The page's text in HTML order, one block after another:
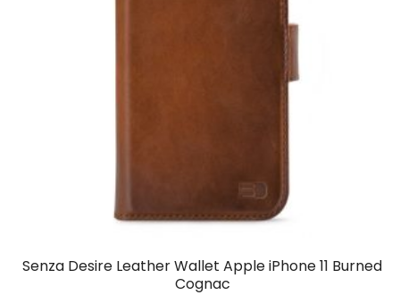
Senza Desire Leather Wallet Apple iPhone 11 Burned
Cognac